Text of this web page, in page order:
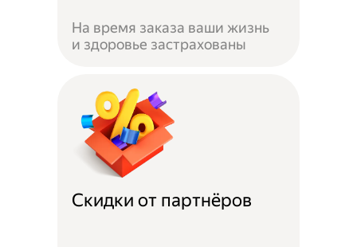
На время заказа ваши жизнь
и здоровье застрахованы
Скидки от партнёров